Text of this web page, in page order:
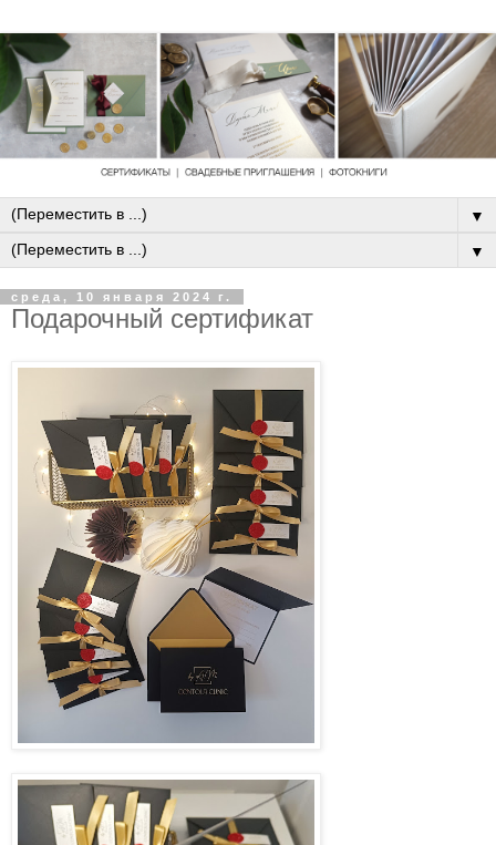
▼
▼
среда, 10 января 2024 г.
Подарочный сертификат